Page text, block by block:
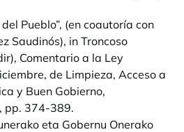
Pueblo”, (en coautoría con
Saudinós), in Troncoso
Comentario a la Ley
de Limpieza, Acceso a
y Buen Gobierno,
pp. 374-389.
eta Gobernu Onerako